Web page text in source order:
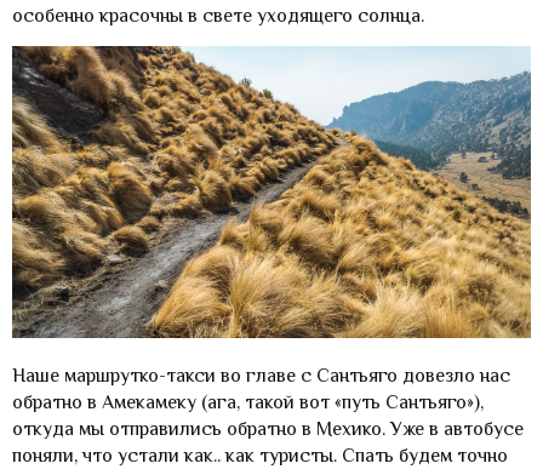
особенно красочны в свете уходящего солнца.
Наше маршрутко-такси во главе с Сантьяго довезло нас
обратно в Амекамеку (ага, такой вот «путь Сантьяго»),
откуда мы отправились обратно в Мехико. Уже в автобусе
поняли, что устали как.. как туристы. Спать будем точно